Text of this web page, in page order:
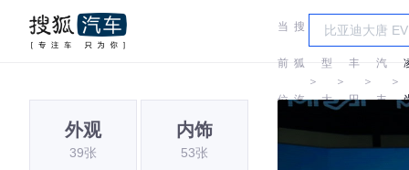
当
前
位
搜
狐
汽
＞
车
型
大
全
＞
丰
田
＞
广
汽
丰
＞
外观
39张
内饰
53张